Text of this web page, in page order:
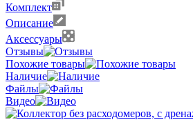
Комплект
Описание
Аксессуары
Отзывы
Похожие товары
Наличие
Файлы
Видео